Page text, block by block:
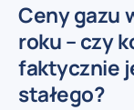
Ceny gazu
roku – czy
faktycznie
stałego?